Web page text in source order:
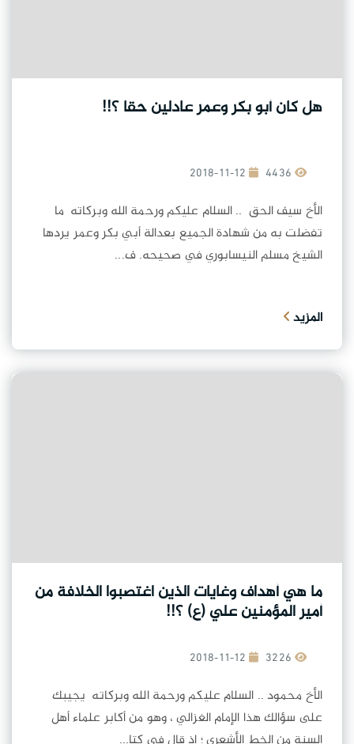
هل كان أبو بكر وعمر عادلين حقا ؟!!
2018-11-12
الأخ سيف الحق .. السلام عليكم ورحمة الله وبركاته ما
تفضلت به من شهادة الجميع بعدالة أبي بكر وعمر يردها
الشيخ مسلم النيسابوري في صحيحه. ف...
المزيد
ما هي أهداف وغايات الذين اغتصبوا الخلافة من
أمير المؤمنين علي (ع) ؟!!
2018-11-12
الأخ محمود .. السلام عليكم ورحمة الله وبركاته يجيبك
على سؤالك هذا الإمام الغزالي ، وهو من أكابر علماء أهل